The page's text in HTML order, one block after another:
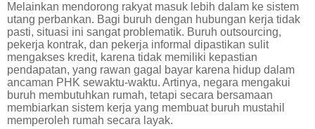
Melainkan mendorong rakyat masuk lebih dalam ke sistem
utang perbankan. Bagi buruh dengan hubungan kerja tidak
pasti, situasi ini sangat problematik. Buruh outsourcing,
pekerja kontrak, dan pekerja informal dipastikan sulit
mengakses kredit, karena tidak memiliki kepastian
pendapatan, yang rawan gagal bayar karena hidup dalam
ancaman PHK sewaktu-waktu. Artinya, negara mengakui
buruh membutuhkan rumah, tetapi secara bersamaan
membiarkan sistem kerja yang membuat buruh mustahil
memperoleh rumah secara layak.